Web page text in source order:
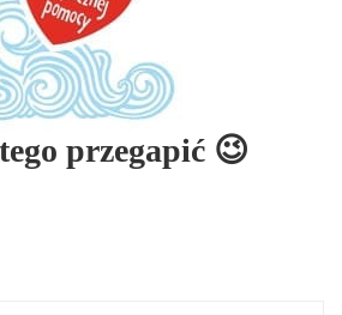
przegapić 😉